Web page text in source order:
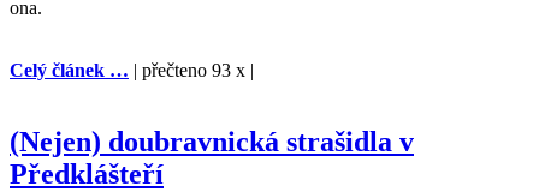
ona.
Celý článek … | přečteno 93 x |
(Nejen) doubravnická strašidla v
Předklášteří